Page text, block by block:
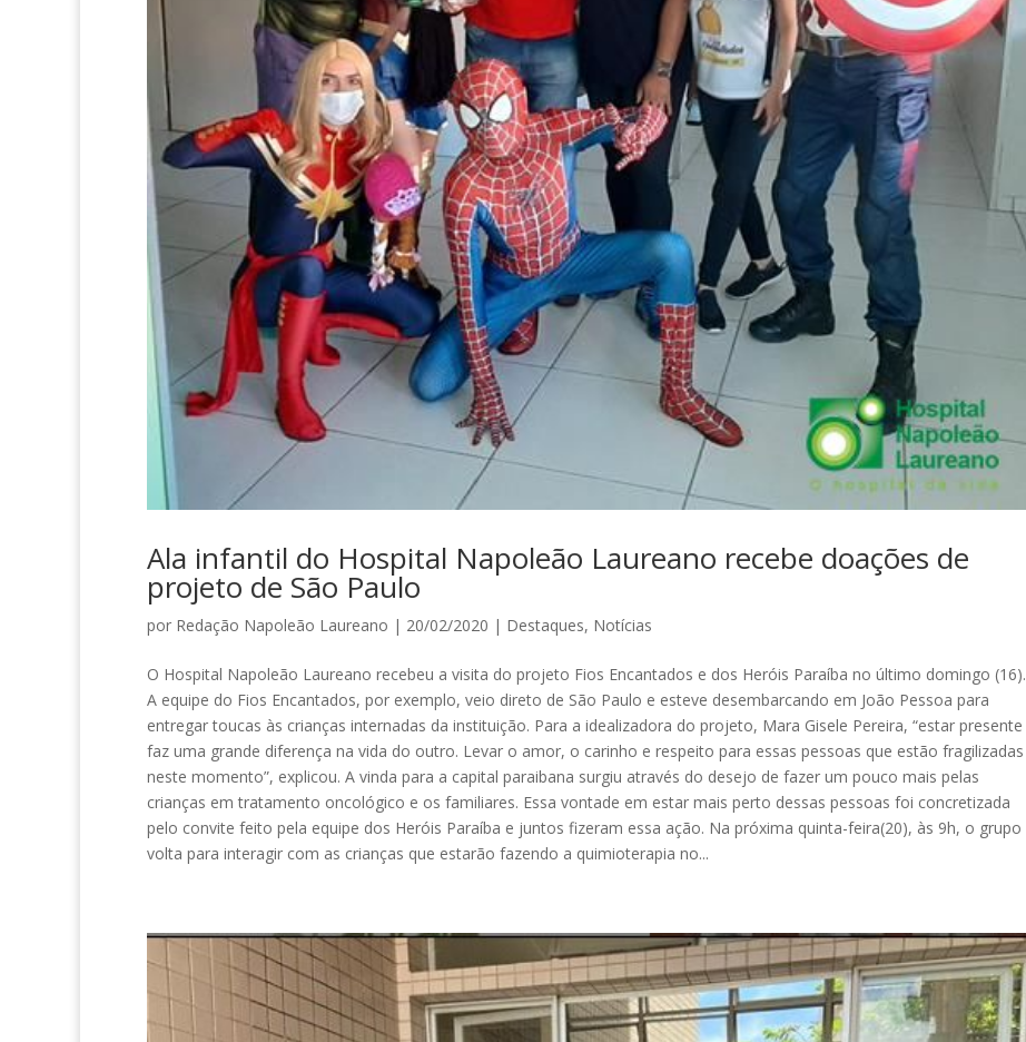
Ala infantil do Hospital Napoleão Laureano recebe doações de
projeto de São Paulo
por Redação Napoleão Laureano | 20/02/2020 | Destaques, Notícias
O Hospital Napoleão Laureano recebeu a visita do projeto Fios Encantados e dos Heróis Paraíba no último domingo (16).
A equipe do Fios Encantados, por exemplo, veio direto de São Paulo e esteve desembarcando em João Pessoa para
entregar toucas às crianças internadas da instituição. Para a idealizadora do projeto, Mara Gisele Pereira, “estar presente
faz uma grande diferença na vida do outro. Levar o amor, o carinho e respeito para essas pessoas que estão fragilizadas
neste momento”, explicou. A vinda para a capital paraibana surgiu através do desejo de fazer um pouco mais pelas
crianças em tratamento oncológico e os familiares. Essa vontade em estar mais perto dessas pessoas foi concretizada
pelo convite feito pela equipe dos Heróis Paraíba e juntos fizeram essa ação. Na próxima quinta-feira(20), às 9h, o grupo
volta para interagir com as crianças que estarão fazendo a quimioterapia no...